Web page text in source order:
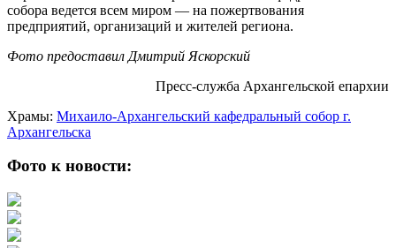
собора ведется всем миром — на пожертвования
предприятий, организаций и жителей региона.
Фото предоставил Дмитрий Яскорский
Пресс-служба Архангельской епархии
Храмы: Михаило-Архангельский кафедральный собор г.
Архангельска
Фото к новости: